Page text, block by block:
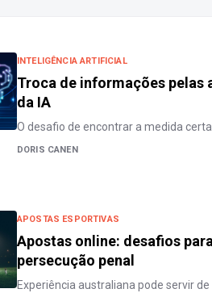
INTELIGÊNCIA ARTIFICIAL
Troca de informações pelas
da IA
O desafio de encontrar a medida certa
DORIS CANEN
APOSTAS ESPORTIVAS
Apostas online: desafios
persecução penal
Experiência australiana pode servir